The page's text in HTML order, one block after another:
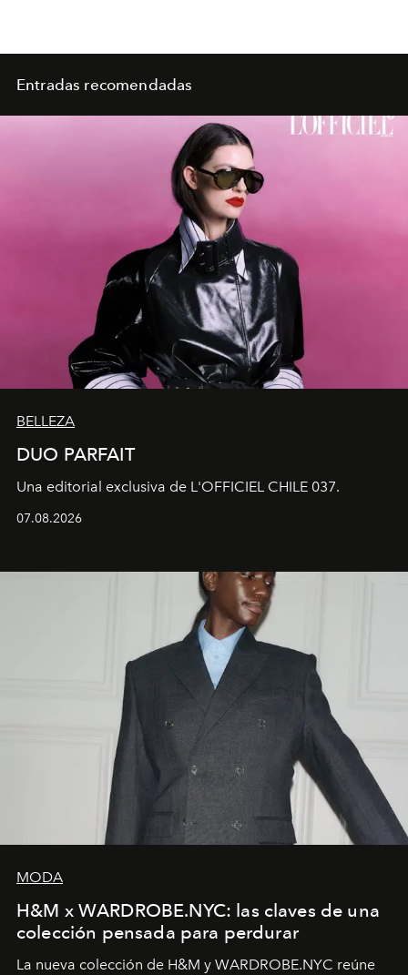
Entradas recomendadas
BELLEZA
DUO PARFAIT
Una editorial exclusiva de L'OFFICIEL CHILE 037.
07.08.2026
MODA
H&M x WARDROBE.NYC: las claves de una
colección pensada para perdurar
La nueva colección de H&M y WARDROBE.NYC reúne